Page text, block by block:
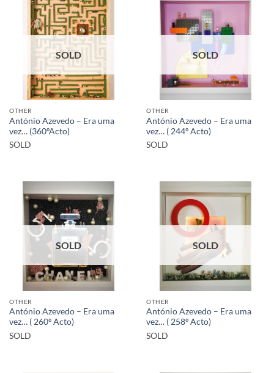
SOLD
OTHER
António Azevedo – Era uma
vez… (360ºActo)
SOLD
SOLD
OTHER
António Azevedo – Era uma
vez… ( 244º Acto)
SOLD
SOLD
OTHER
António Azevedo – Era uma
vez… ( 260º Acto)
SOLD
SOLD
OTHER
António Azevedo – Era uma
vez… ( 258º Acto)
SOLD